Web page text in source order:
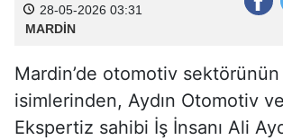
28-05-2026 03:31
MARDİN
Mardin’de otomotiv sektörünün
isimlerinden, Aydın Otomotiv
Ekspertiz sahibi İş İnsanı Ali